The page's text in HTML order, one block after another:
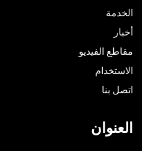
الخدمة
أخبار
مقاطع الفيديو
الاستخدام
اتصل بنا
العنوان